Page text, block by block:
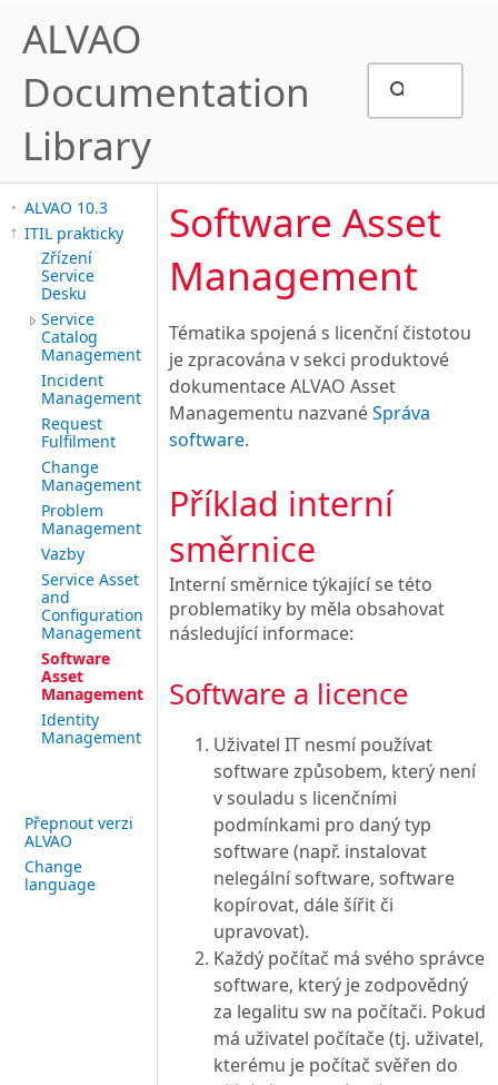
ALVAO
Documentation
Library
ALVAO 10.3
ITIL prakticky
Zřízení
Service
Desku
Service
Catalog
Management
Incident
Management
Request
Fulfilment
Change
Management
Problem
Management
Vazby
Service Asset
and
Configuration
Management
Software
Asset
Management
Identity
Management
Přepnout verzi
ALVAO
Change
language
Software Asset
Management
Tématika spojená s licenční čistotou
je zpracována v sekci produktové
dokumentace ALVAO Asset
Managementu nazvanéSpráva
software.
Příklad interní
směrnice
Interní směrnice týkající se této
problematiky by měla obsahovat
následující informace:
Software a licence
Uživatel IT nesmí používat
software způsobem, který není
v souladu s licenčními
podmínkami pro daný typ
software (např. instalovat
nelegální software, software
kopírovat, dále šířit či
upravovat).
Každý počítač má svého správce
software, který je zodpovědný
za legalitu sw na počítači. Pokud
má uživatel počítače (tj. uživatel,
kterému je počítač svěřen do